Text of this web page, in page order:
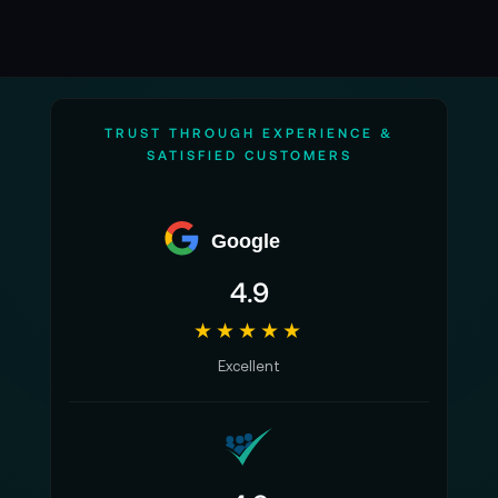
Empfindlichkeit: -42 dB +/- 1 dB / 0 dB=1
Frequenz Mikrofon: 35 - 18Hz
Signal-Rauschabstand: 76 dB
Mikrofon universell, mit 3,5 mm TRS
TRUST THROUGH EXPERIENCE &
SATISFIED CUSTOMERS
Google
4.9
★★★★★
Excellent